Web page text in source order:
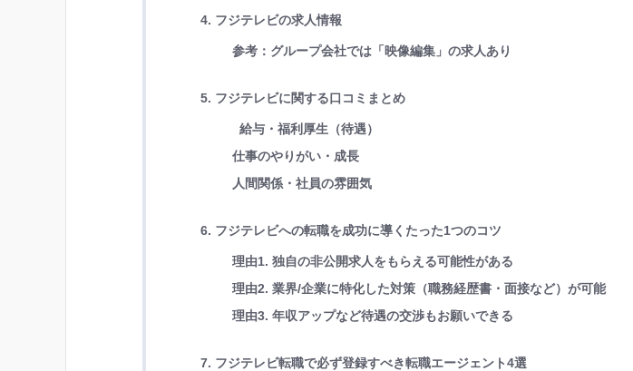
4. フジテレビの求人情報
参考：グループ会社では「映像編集」の求人あり
5. フジテレビに関する口コミまとめ
給与・福利厚生（待遇）
仕事のやりがい・成長
人間関係・社員の雰囲気
6. フジテレビへの転職を成功に導くたった1つのコツ
理由1. 独自の非公開求人をもらえる可能性がある
理由2. 業界/企業に特化した対策（職務経歴書・面接など）が可能
理由3. 年収アップなど待遇の交渉もお願いできる
7. フジテレビ転職で必ず登録すべき転職エージェント4選